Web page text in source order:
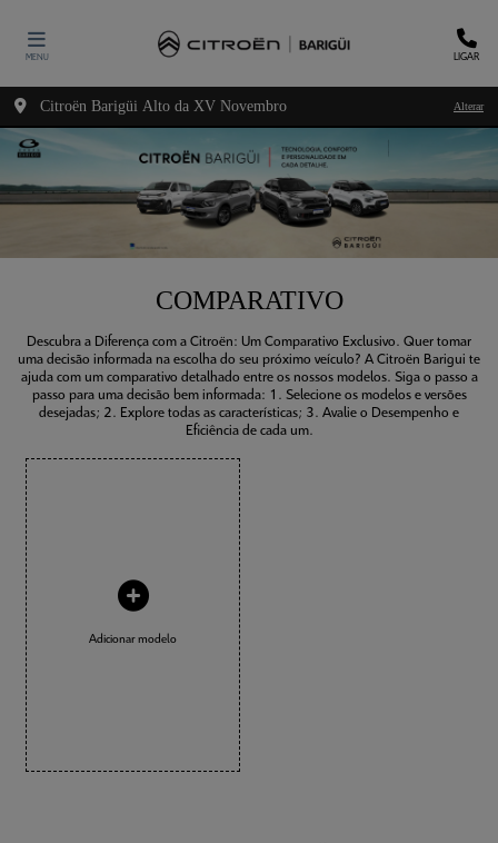
MENU LIGAR
Citroën Barigüi Alto da XV Novembro Alterar
COMPARATIVO
Descubra a Diferença com a Citroën: Um Comparativo Exclusivo. Quer tomar
uma decisão informada na escolha do seu próximo veículo? A Citroën Barigui te
ajuda com um comparativo detalhado entre os nossos modelos. Siga o passo a
passo para uma decisão bem informada: 1. Selecione os modelos e versões
desejadas; 2. Explore todas as características; 3. Avalie o Desempenho e
Eficiência de cada um.
Adicionar modelo